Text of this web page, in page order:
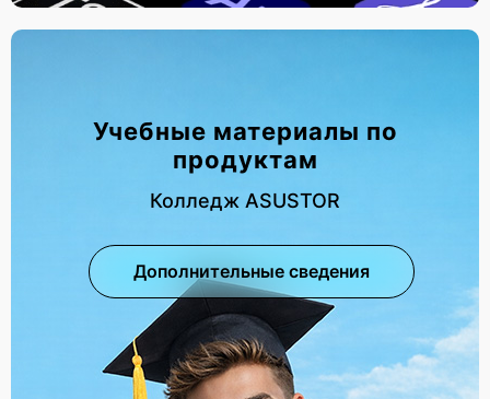
Учебные материалы по
продуктам
Колледж ASUSTOR
Дополнительные сведения